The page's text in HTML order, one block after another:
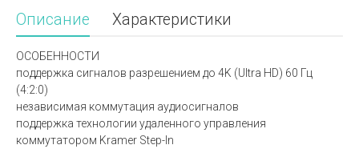
Описание Характеристики
ОСОБЕННОСТИ
поддержка сигналов разрешением до 4K (Ultra HD) 60 Гц
(4:2:0)
независимая коммутация аудиосигналов
поддержка технологии удаленного управления
коммутатором Kramer Step-In